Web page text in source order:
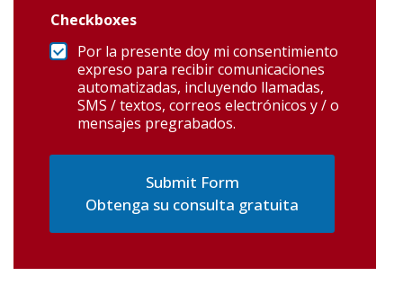
Checkboxes
Por la presente doy mi consentimiento
expreso para recibir comunicaciones
automatizadas, incluyendo llamadas,
SMS / textos, correos electrónicos y / o
mensajes pregrabados.
Obtenga su consulta gratuita